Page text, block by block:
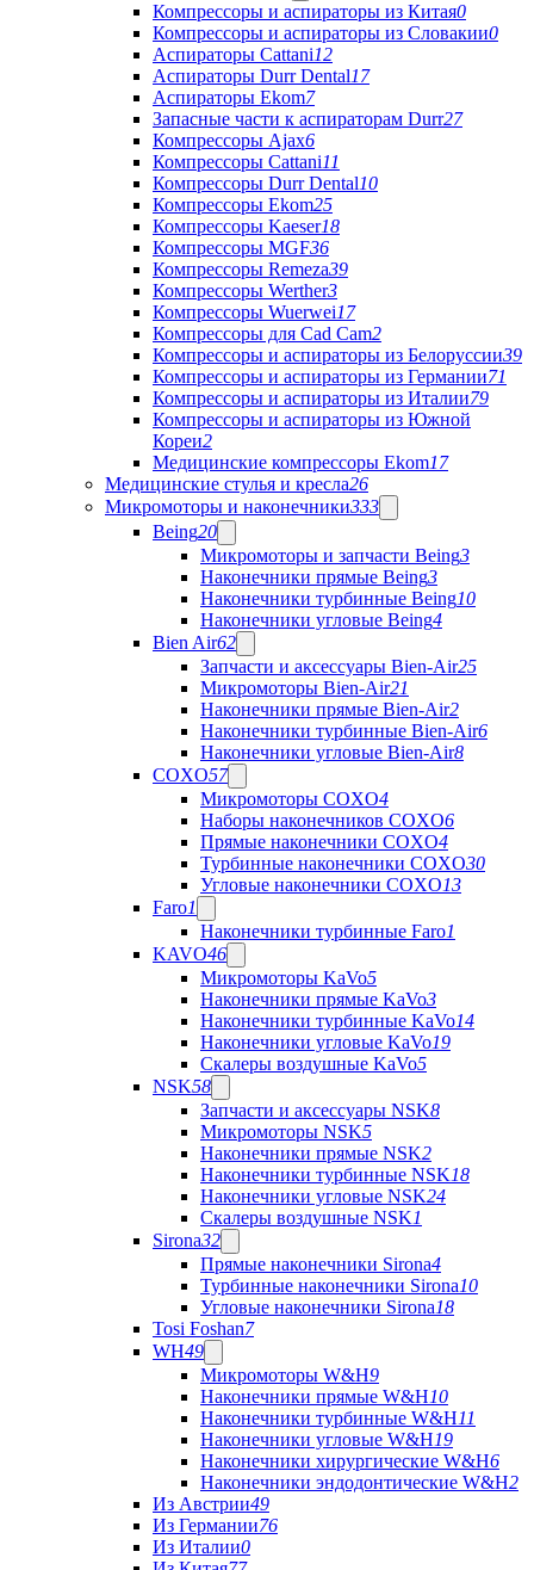
Компрессоры и аспираторы из Китая0
Компрессоры и аспираторы из Словакии0
Аспираторы Cattani12
Аспираторы Durr Dental17
Аспираторы Ekom7
Запасные части к аспираторам Durr27
Компрессоры Ajax6
Компрессоры Cattani11
Компрессоры Durr Dental10
Компрессоры Ekom25
Компрессоры Kaeser18
Компрессоры MGF36
Компрессоры Remeza39
Компрессоры Werther3
Компрессоры Wuerwei17
Компрессоры для Cad Cam2
Компрессоры и аспираторы из Белоруссии39
Компрессоры и аспираторы из Германии71
Компрессоры и аспираторы из Италии79
Компрессоры и аспираторы из Южной
Кореи2
Медицинские компрессоры Ekom17
Медицинские стулья и кресла26
Микромоторы и наконечники333
Being20
Микромоторы и запчасти Being3
Наконечники прямые Being3
Наконечники турбинные Being10
Наконечники угловые Being4
Bien Air62
Запчасти и аксессуары Bien-Air25
Микромоторы Bien-Air21
Наконечники прямые Bien-Air2
Наконечники турбинные Bien-Air6
Наконечники угловые Bien-Air8
COXO57
Микромоторы COXO4
Наборы наконечников COXO6
Прямые наконечники COXO4
Турбинные наконечники COXO30
Угловые наконечники COXO13
Faro1
Наконечники турбинные Faro1
KAVO46
Микромоторы KaVo5
Наконечники прямые KaVo3
Наконечники турбинные KaVo14
Наконечники угловые KaVo19
Скалеры воздушные KaVo5
NSK58
Запчасти и аксессуары NSK8
Микромоторы NSK5
Наконечники прямые NSK2
Наконечники турбинные NSK18
Наконечники угловые NSK24
Скалеры воздушные NSK1
Sirona32
Прямые наконечники Sirona4
Турбинные наконечники Sirona10
Угловые наконечники Sirona18
Tosi Foshan7
WH49
Микромоторы W&H9
Наконечники прямые W&H10
Наконечники турбинные W&H11
Наконечники угловые W&H19
Наконечники хирургические W&H6
Наконечники эндодонтические W&H2
Из Австрии49
Из Германии76
Из Италии0